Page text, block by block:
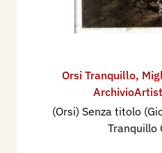
Orsi Tranquillo,
(Orsi) Senza titolo
Tranquillo